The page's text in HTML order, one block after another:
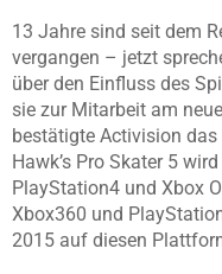
13 Jahre sind seit dem
vergangen – jetzt
über den Einfluss des
sie zur Mitarbeit am
bestätigte Activision
Hawk’s Pro Skater 5
PlayStation4 und Xbox
Xbox360 und
2015 auf diesen